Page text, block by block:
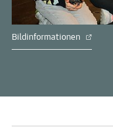
Bildinformationen